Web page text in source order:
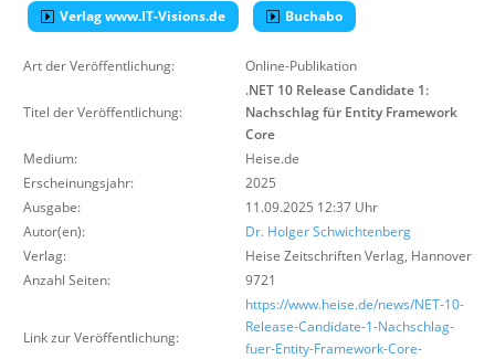
Über uns
Suche
Verlag www.IT-Visions.de Buchabo
Art der Veröffentlichung: Online-Publikation
Titel der Veröffentlichung:
.NET 10 Release Candidate 1:
Nachschlag für Entity Framework
Core
Medium:
Heise.de
Erscheinungsjahr:
2025
Ausgabe:
11.09.2025 12:37 Uhr
Autor(en):
Dr. Holger Schwichtenberg
Verlag:
Heise Zeitschriften Verlag, Hannover
Anzahl Seiten:
9721
Link zur Veröffentlichung:
https://www.heise.de/news/NET-10-
Release-Candidate-1-Nachschlag-
fuer-Entity-Framework-Core-